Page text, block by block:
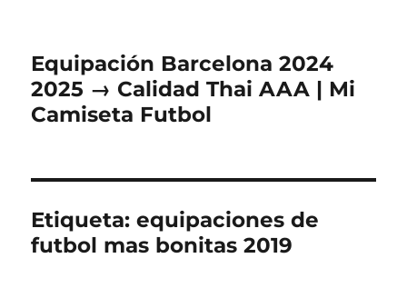
Equipación Barcelona 2024
2025 → Calidad Thai AAA | Mi
Camiseta Futbol
Etiqueta:equipaciones de
futbol mas bonitas 2019